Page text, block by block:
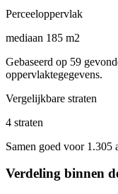
Perceeloppervlak
mediaan 185 m2
Gebaseerd op 59
oppervlaktegegevens.
Vergelijkbare straten
4 straten
Samen goed voor 1.305
Verdeling binnen